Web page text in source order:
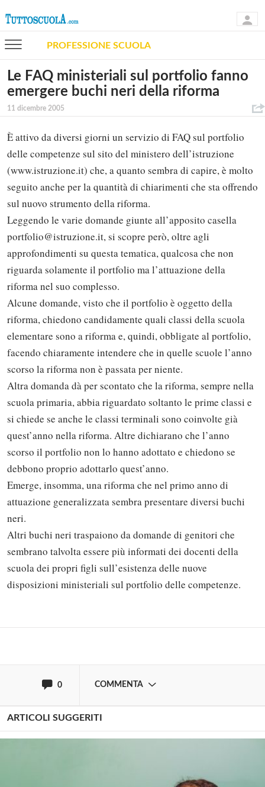
PROFESSIONE SCUOLA
Le FAQ ministeriali sul portfolio fanno
emergere buchi neri della riforma
11 dicembre 2005
È attivo da diversi giorni un servizio di FAQ sul portfolio
delle competenze sul sito del ministero dell’istruzione
(www.istruzione.it) che, a quanto sembra di capire, è molto
seguito anche per la quantità di chiarimenti che sta offrendo
sul nuovo strumento della riforma.
Leggendo le varie domande giunte all’apposito casella
portfolio@istruzione.it, si scopre però, oltre agli
approfondimenti su questa tematica, qualcosa che non
riguarda solamente il portfolio ma l’attuazione della
riforma nel suo complesso.
Alcune domande, visto che il portfolio è oggetto della
riforma, chiedono candidamente quali classi della scuola
elementare sono a riforma e, quindi, obbligate al portfolio,
facendo chiaramente intendere che in quelle scuole l’anno
scorso la riforma non è passata per niente.
Altra domanda dà per scontato che la riforma, sempre nella
scuola primaria, abbia riguardato soltanto le prime classi e
si chiede se anche le classi terminali sono coinvolte già
quest’anno nella riforma. Altre dichiarano che l’anno
scorso il portfolio non lo hanno adottato e chiedono se
debbono proprio adottarlo quest’anno.
Emerge, insomma, una riforma che nel primo anno di
attuazione generalizzata sembra presentare diversi buchi
neri.
Altri buchi neri traspaiono da domande di genitori che
sembrano talvolta essere più informati dei docenti della
scuola dei propri figli sull’esistenza delle nuove
disposizioni ministeriali sul portfolio delle competenze.
0 COMMENTA
Solo gli utenti registrati possono
commentare!
ARTICOLI SUGGERITI